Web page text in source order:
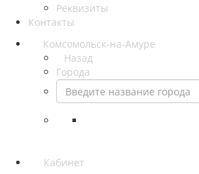
Реквизиты
Контакты
Комсомольск-на-Амуре
Назад
Города
Кабинет